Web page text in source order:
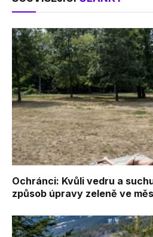
Ochránci: Kvůli vedru a
způsob úpravy zeleně ve